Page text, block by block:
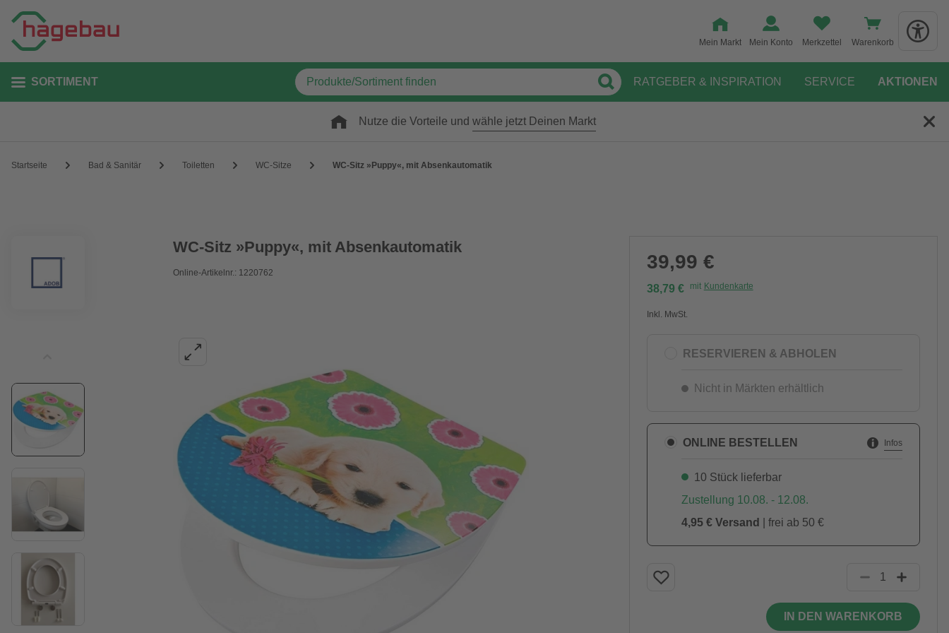
Mein Markt Mein Konto Merkzettel Warenkorb
SORTIMENT RATGEBER & INSPIRATION SERVICE AKTIONEN
Nutze die Vorteile und wähle jetzt Deinen Markt
Startseite Bad & Sanitär Toiletten WC-Sitze WC-Sitz »Puppy«, mit Absenkautomatik
WC-Sitz »Puppy«, mit Absenkautomatik
Online-Artikelnr.: 1220762 39,99 €
38,79 € mit Kundenkarte
Inkl. MwSt.
RESERVIEREN & ABHOLEN
Nicht in Märkten erhältlich
ONLINE BESTELLEN Infos
10 Stück lieferbar
Zustellung 10.08. - 12.08.
4,95 € Versand
| frei ab 50 €
IN DEN WARENKORB